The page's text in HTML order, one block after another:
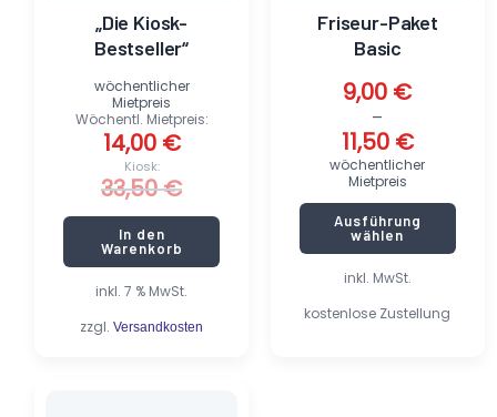
inkl. 7 % MwSt.
zzgl.Versandkosten
„Die Kiosk-
Bestseller“
Kiosk:
33,50€
Wöchentl. Mietpreis:
14,00 €
wöchentlicher
Mietpreis
In den
Warenkorb
inkl. MwSt.
kostenlose Zustellung
Friseur-Paket
Basic
9,00 €
–
11,50 €
wöchentlicher
Mietpreis
Ausführung
wählen
gewählt
werden